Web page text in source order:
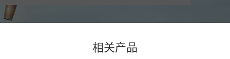
相关产品